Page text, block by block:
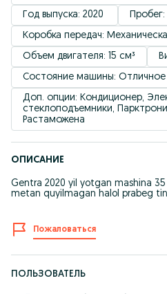
Год выпуска: 2020
Коробка передач:
Объем двигателя: 15 см³
Состояние машины: Отличное
Доп. опции: Кондиционер,
стеклоподъемники,
Растаможена
ОПИСАНИЕ
Gentra 2020 yil yotgan mashina
metan quyilmagan halol prabeg
Пожаловаться
ПОЛЬЗОВАТЕЛЬ